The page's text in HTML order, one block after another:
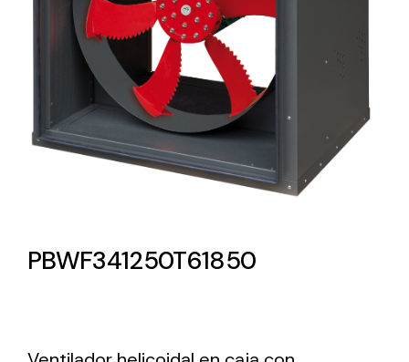
Complete solutions in lighting and electrical
material for each project and need
PBWF341250T61850